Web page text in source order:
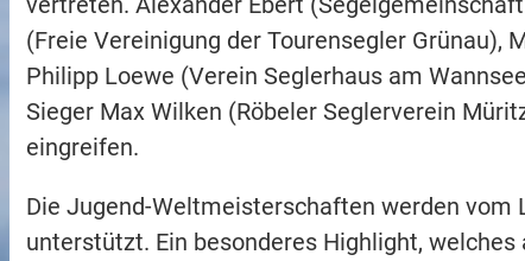
(Freie Vereinigung der Tourensegler Grünau),
Philipp Loewe (Verein Seglerhaus am
Sieger Max Wilken (Röbeler Seglerverein
eingreifen.
Die Jugend-Weltmeisterschaften werden vom
unterstützt. Ein besonderes Highlight,